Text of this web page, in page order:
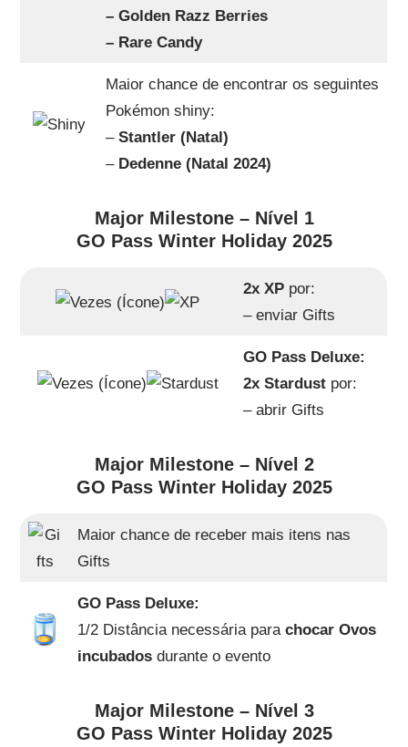
– Golden Razz Berries
– Rare Candy
Maior chance de encontrar os seguintes
Pokémon shiny:
–Stantler (Natal)
– Dedenne (Natal 2024)
Major Milestone – Nível 1
GO Pass Winter Holiday 2025
2x XP por:
– enviar Gifts
GO Pass Deluxe:
2x Stardust por:
– abrir Gifts
Major Milestone – Nível 2
GO Pass Winter Holiday 2025
Maior chance de receber mais itens nas
Gifts
GO Pass Deluxe:
1/2 Distância necessária parachocar Ovos
incubados durante o evento
Major Milestone – Nível 3
GO Pass Winter Holiday 2025